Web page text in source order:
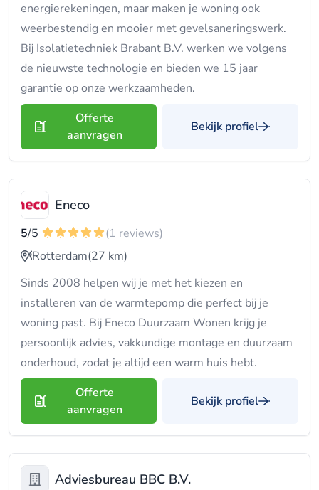
energierekeningen, maar maken je woning ook
weerbestendig en mooier met gevelsaneringswerk.
Bij Isolatietechniek Brabant B.V. werken we volgens
de nieuwste technologie en bieden we 15 jaar
garantie op onze werkzaamheden.
Offerte
aanvragen
Bekijk profiel
Eneco
5/5
(1 reviews)
Rotterdam(27 km)
Sinds 2008 helpen wij je met het kiezen en
installeren van de warmtepomp die perfect bij je
woning past. Bij Eneco Duurzaam Wonen krijg je
persoonlijk advies, vakkundige montage en duurzaam
onderhoud, zodat je altijd een warm huis hebt.
Offerte
aanvragen
Bekijk profiel
Adviesbureau BBC B.V.